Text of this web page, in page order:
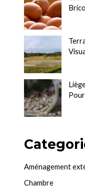
Aménagement
Chambre